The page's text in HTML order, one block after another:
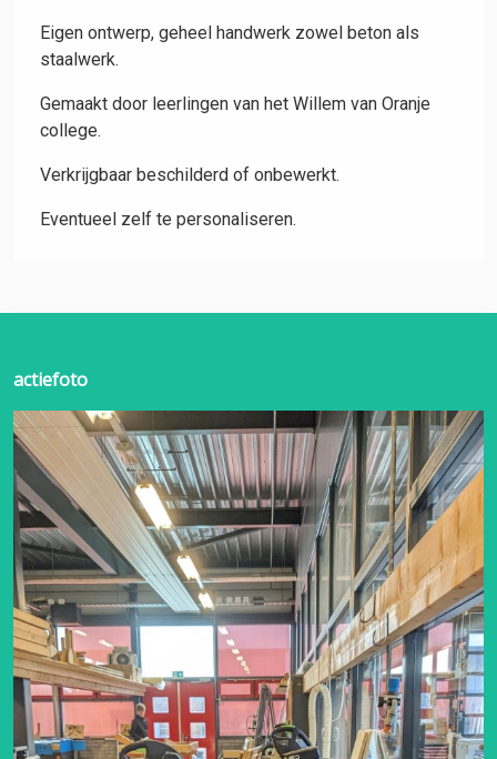
Eigen ontwerp, geheel handwerk zowel beton als
staalwerk.
Gemaakt door leerlingen van het Willem van Oranje
college.
Verkrijgbaar beschilderd of onbewerkt.
Eventueel zelf te personaliseren.
actiefoto